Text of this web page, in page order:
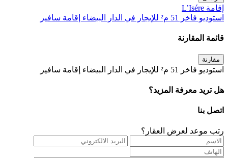
إقامة L’Isére
استوديو فاخر 51 م² للإيجار في الدار البيضاء إقامة سافير
قائمة المقارنة
مقارنة
استوديو فاخر 51 م² للإيجار في الدار البيضاء إقامة سافير
هل تريد معرفة المزيد؟
اتصل بنا
رتب موعد لعرض العقار؟